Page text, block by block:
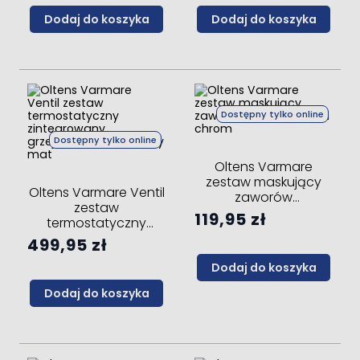
Dodaj do koszyka Dodaj do koszyka
Dostępny tylko online
Oltens Varmare Ventil
zestaw
termostatyczny
zintegrowany
grzejnikowy lewy
499,95 zł
Dodaj do koszyka
Dostępny tylko online
Oltens Varmare
zestaw maskujący
zaworów
grzejnikowych chrom
119,95 zł
Dodaj do koszyka